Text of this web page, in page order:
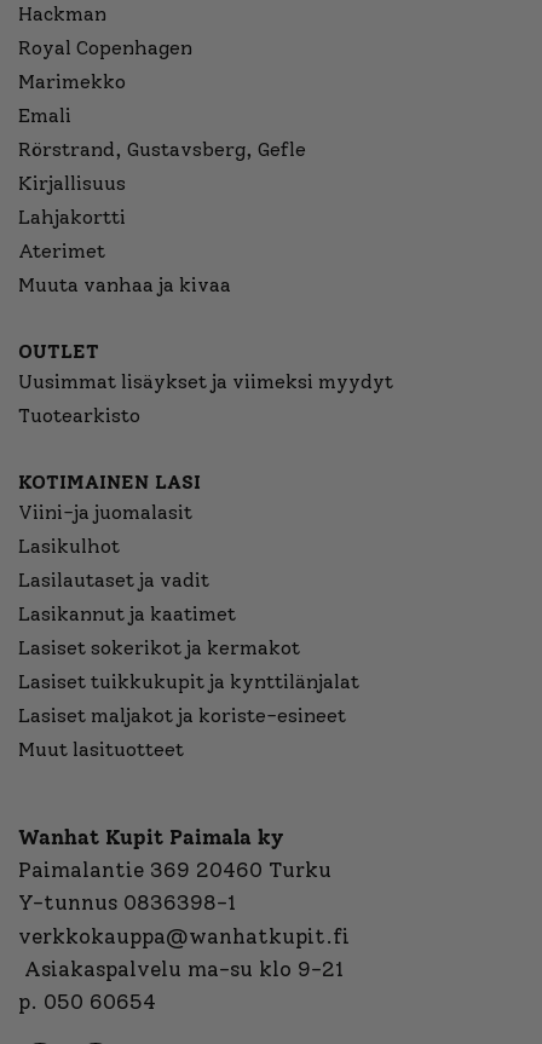
Hackman
Royal Copenhagen
Marimekko
Emali
Rörstrand, Gustavsberg, Gefle
Kirjallisuus
Lahjakortti
Aterimet
Muuta vanhaa ja kivaa
OUTLET
Uusimmat lisäykset ja viimeksi myydyt
Tuotearkisto
KOTIMAINEN LASI
Viini-ja juomalasit
Lasikulhot
Lasilautaset ja vadit
Lasikannut ja kaatimet
Lasiset sokerikot ja kermakot
Lasiset tuikkukupit ja kynttilänjalat
Lasiset maljakot ja koriste-esineet
Muut lasituotteet
Wanhat Kupit Paimala ky
Paimalantie 369 20460 Turku
Y-tunnus 0836398-1
verkkokauppa@wanhatkupit.fi
Asiakaspalvelu ma-su klo 9-21
p. 050 60654